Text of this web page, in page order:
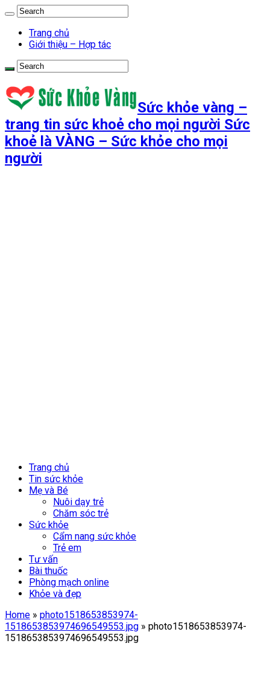
Trang chủ
Giới thiệu – Hợp tác
Sức khỏe vàng –
trang tin sức khoẻ cho mọi người Sức
khoẻ là VÀNG – Sức khỏe cho mọi
người
Trang chủ
Tin sức khỏe
Mẹ và Bé
Nuôi dạy trẻ
Chăm sóc trẻ
Sức khỏe
Cẩm nang sức khỏe
Trẻ em
Tư vấn
Bài thuốc
Phòng mạch online
Khỏe và đẹp
Home » photo1518653853974-
1518653853974696549553.jpg » photo1518653853974-
1518653853974696549553.jpg